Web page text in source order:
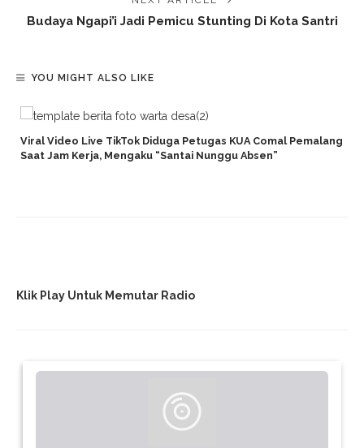
Budaya Ngapi’i Jadi Pemicu Stunting Di Kota Santri
YOU MIGHT ALSO LIKE
Viral Video Live TikTok Diduga Petugas KUA Comal Pemalang
Saat Jam Kerja, Mengaku “Santai Nunggu Absen”
Klik Play Untuk Memutar Radio